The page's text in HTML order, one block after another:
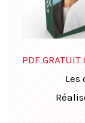
PDF GRATUIT
Les